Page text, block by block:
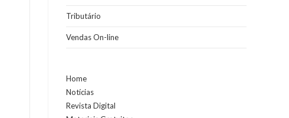
Tributário
Vendas On-line
Home
Notícias
Revista Digital